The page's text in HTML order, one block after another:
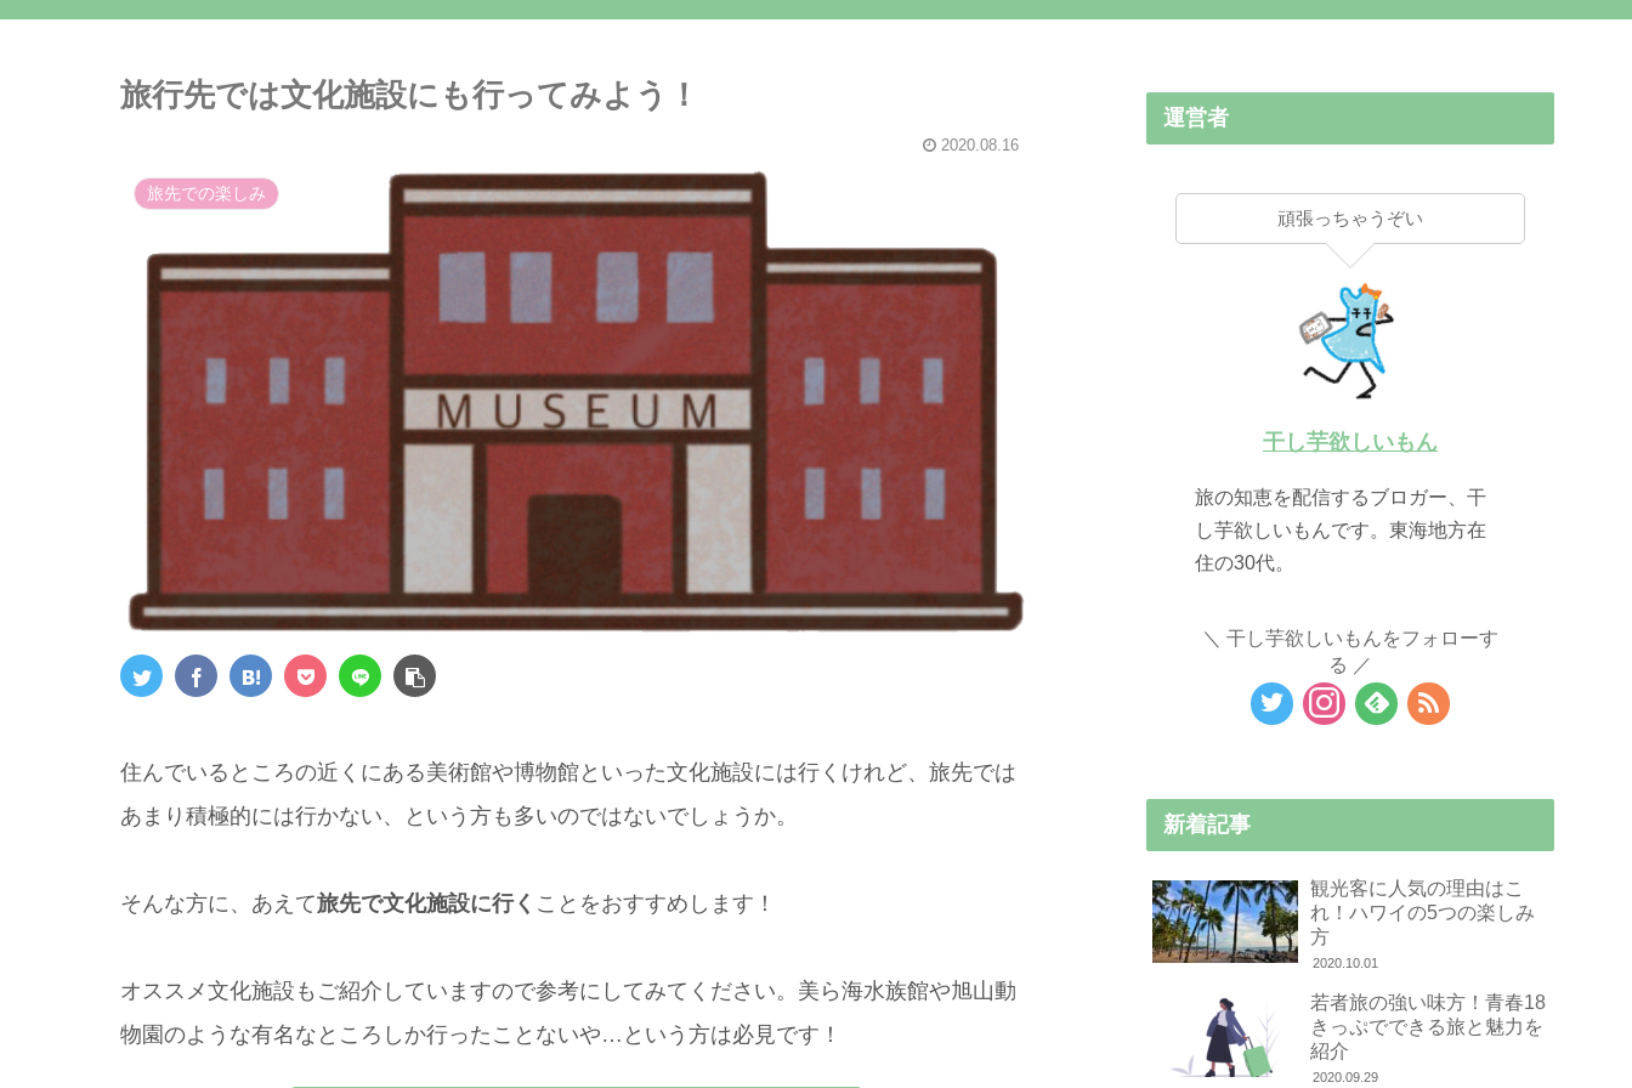
旅行先では文化施設にも行ってみよう！
2020.08.16
旅先での楽しみ
住んでいるところの近くにある美術館や博物館といった文化施設には行くけれど、旅先では
あまり積極的には行かない、という方も多いのではないでしょうか。
そんな方に、あえて旅先で文化施設に行く ことをおすすめします！
オススメ文化施設もご紹介していますので参考にしてみてください。美ら海水族館や旭山動
物園のような有名なところしか行ったことないや…という方は必見です！
運営者
頑張っちゃうぞい
干し芋欲しいもん
旅の知恵を配信するブロガー、干
し芋欲しいもんです。東海地方在
住の30代。
干し芋欲しいもんをフォローす
る
新着記事
観光客に人気の理由はこ
れ！ハワイの5つの楽しみ
方
2020.10.01
若者旅の強い味方！青春18
きっぷでできる旅と魅力を
紹介
2020.09.29